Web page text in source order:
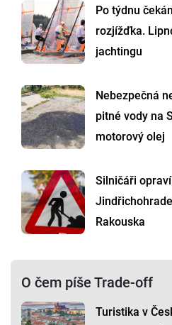
Po týdnu
rozjížďka.
jachtingu
Nebezpečná
pitné vody na
motorový olej
Silničáři
Rakouska
O čem píše Trade-off
Turistika v